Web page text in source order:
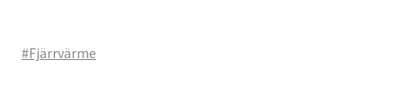
#Fjärrvärme